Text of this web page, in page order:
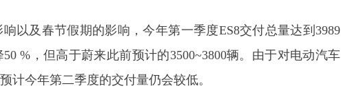
以及春节假期的影响，今年第一季度ES8交付总量达到3989
%，但高于蔚来此前预计的3500~3800辆。由于对电动汽车
计今年第二季度的交付量仍会较低。